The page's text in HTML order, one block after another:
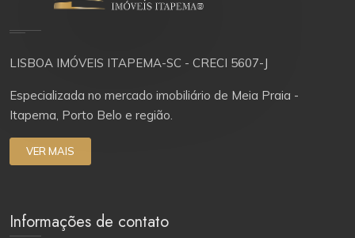
LISBOA IMÓVEIS ITAPEMA-SC - CRECI 5607-J
Especializada no mercado imobiliário de Meia Praia -
Itapema, Porto Belo e região.
VER MAIS
Informações de contato